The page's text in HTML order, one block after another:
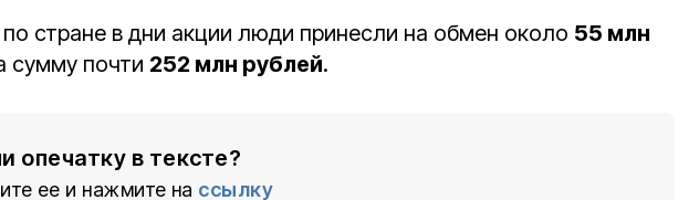
стране в дни акции люди принесли на обмен около 55 млн
сумму почти 252 млн рублей.
опечатку в тексте?
ее и нажмите на ссылку